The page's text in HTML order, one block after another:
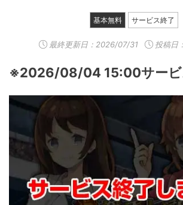
基本無料 サービス終了
最終更新日： 2026/07/31 投稿日
※2026/08/04 15:00サービ